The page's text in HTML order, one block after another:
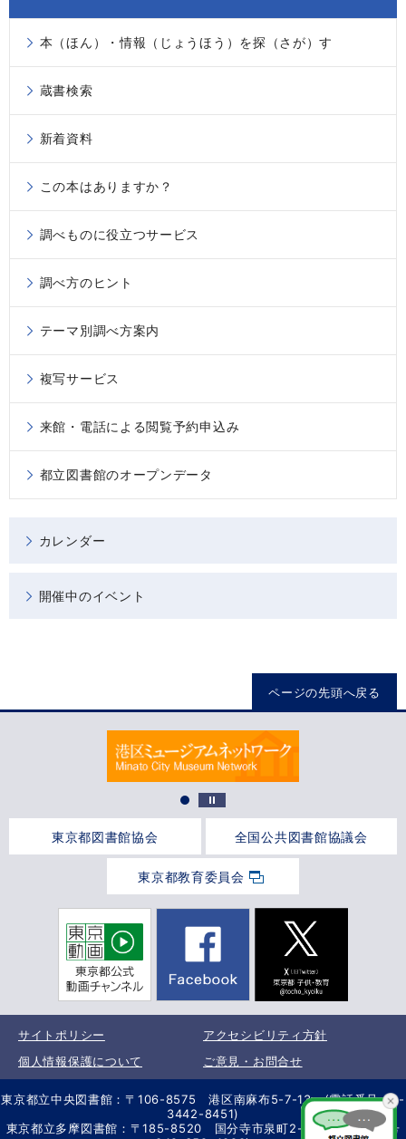
本（ほん）・情報（じょうほう）を探（さが）す
蔵書検索
新着資料
この本はありますか？
調べものに役立つサービス
調べ方のヒント
テーマ別調べ方案内
複写サービス
来館・電話による閲覧予約申込み
都立図書館のオープンデータ
カレンダー
開催中のイベント
ページの先頭へ戻る
東京都図書館協会 全国公共図書館協議会
東京都教育委員会
サイトポリシー
アクセシビリティ方針
個人情報保護について
ご意見・お問合せ
東京都立中央図書館：〒106-8575 港区南麻布5-7-13 (電話番号 03-
3442-8451)
東京都立多摩図書館：〒185-8520 国分寺市泉町2-2-26 (電話番号